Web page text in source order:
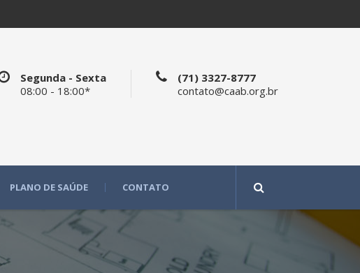
Segunda - Sexta
08:00 - 18:00*
(71) 3327-8777
contato@caab.org.br
PLANO DE SAÚDE CONTATO